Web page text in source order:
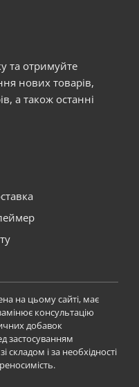
та отримуйте
нових товарів,
а також останні
на цьому сайті, має
консультацію
добавок
застосуванням
складом і за необхідності